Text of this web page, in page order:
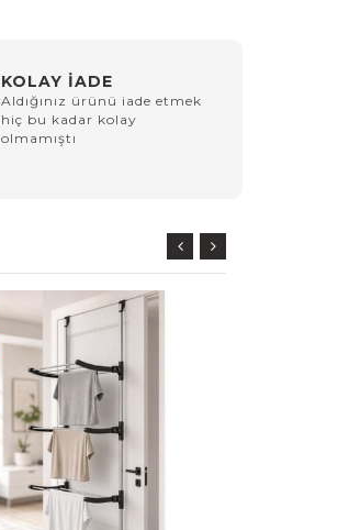
KOLAY İADE
Aldığınız ürünü iade etmek
hiç bu kadar kolay
olmamıştı